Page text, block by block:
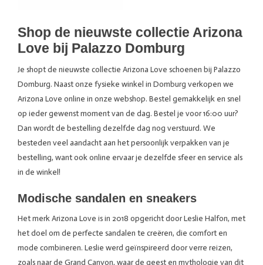
Shop de nieuwste collectie Arizona
Love bij Palazzo Domburg
Je shopt de nieuwste collectie Arizona Love schoenen bij Palazzo
Domburg. Naast onze fysieke winkel in Domburg verkopen we
Arizona Love online in onze webshop. Bestel gemakkelijk en snel
op ieder gewenst moment van de dag. Bestel je voor 16:00 uur?
Dan wordt de bestelling dezelfde dag nog verstuurd. We
besteden veel aandacht aan het persoonlijk verpakken van je
bestelling, want ook online ervaar je dezelfde sfeer en service als
in de winkel!
Modische sandalen en sneakers
Het merk Arizona Love is in 2018 opgericht door Leslie Halfon, met
het doel om de perfecte sandalen te creëren, die comfort en
mode combineren. Leslie werd geïnspireerd door verre reizen,
zoals naar de Grand Canyon, waar de geest en mythologie van dit